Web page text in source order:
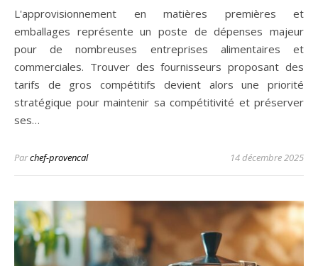
L'approvisionnement en matières premières et
emballages représente un poste de dépenses majeur
pour de nombreuses entreprises alimentaires et
commerciales. Trouver des fournisseurs proposant des
tarifs de gros compétitifs devient alors une priorité
stratégique pour maintenir sa compétitivité et préserver
ses…
Parchef-provencal 14 décembre 2025